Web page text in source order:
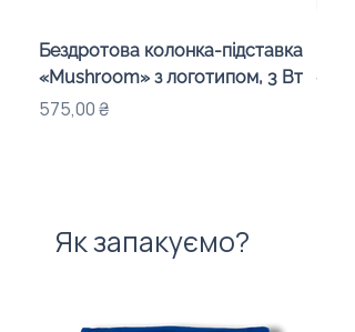
Бездротова колонка-підставка
«Mushroom» з логотипом, 3 Вт
Ціна
575,00 ₴
Як запакуємо?